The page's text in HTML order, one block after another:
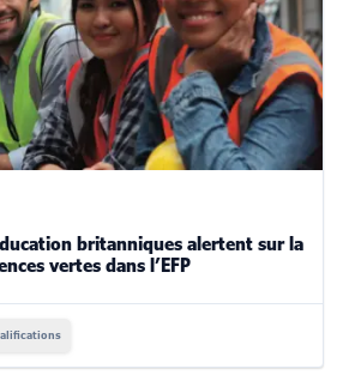
britanniques alertent sur la
vertes dans l’EFP